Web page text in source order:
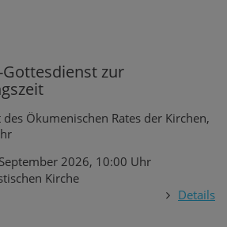
Gottesdienst zur
Ökumenischen Rates der Kirchen,
2026, 10:00 Uhr
Kirche
Details